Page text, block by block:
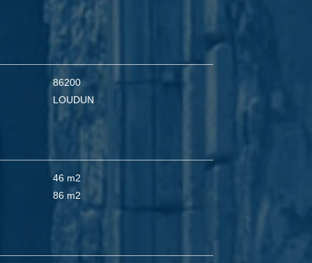
86200
LOUDUN
46 m2
86 m2